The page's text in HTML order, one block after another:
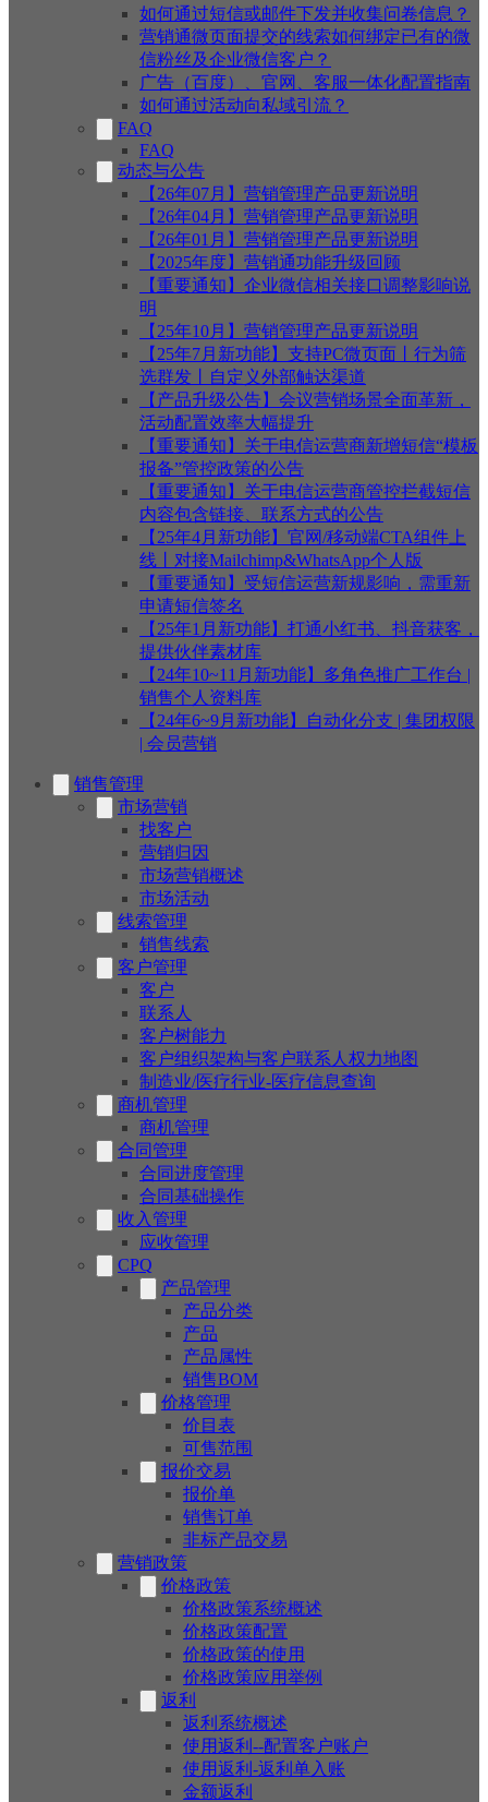
如何通过短信或邮件下发并收集问卷信息？
营销通微页面提交的线索如何绑定已有的微
信粉丝及企业微信客户？
广告（百度）、官网、客服一体化配置指南
如何通过活动向私域引流？
FAQ
FAQ
动态与公告
【26年07月】营销管理产品更新说明
【26年04月】营销管理产品更新说明
【26年01月】营销管理产品更新说明
【2025年度】营销通功能升级回顾
【重要通知】企业微信相关接口调整影响说
明
【25年10月】营销管理产品更新说明
【25年7月新功能】支持PC微页面丨行为筛
选群发丨自定义外部触达渠道
【产品升级公告】会议营销场景全面革新，
活动配置效率大幅提升
【重要通知】关于电信运营商新增短信“模板
报备”管控政策的公告
【重要通知】关于电信运营商管控拦截短信
内容包含链接、联系方式的公告
【25年4月新功能】官网/移动端CTA组件上
线丨对接Mailchimp&WhatsApp个人版
【重要通知】受短信运营新规影响，需重新
申请短信签名
【25年1月新功能】打通小红书、抖音获客，
提供伙伴素材库
【24年10~11月新功能】多角色推广工作台 |
销售个人资料库
【24年6~9月新功能】自动化分支 | 集团权限
| 会员营销
销售管理
市场营销
找客户
营销归因
市场营销概述
市场活动
线索管理
销售线索
客户管理
客户
联系人
客户树能力
客户组织架构与客户联系人权力地图
制造业/医疗行业-医疗信息查询
商机管理
商机管理
合同管理
合同进度管理
合同基础操作
收入管理
应收管理
CPQ
产品管理
产品分类
产品
产品属性
销售BOM
价格管理
价目表
可售范围
报价交易
报价单
销售订单
非标产品交易
营销政策
价格政策
价格政策系统概述
价格政策配置
价格政策的使用
价格政策应用举例
返利
返利系统概述
使用返利--配置客户账户
使用返利-返利单入账
金额返利